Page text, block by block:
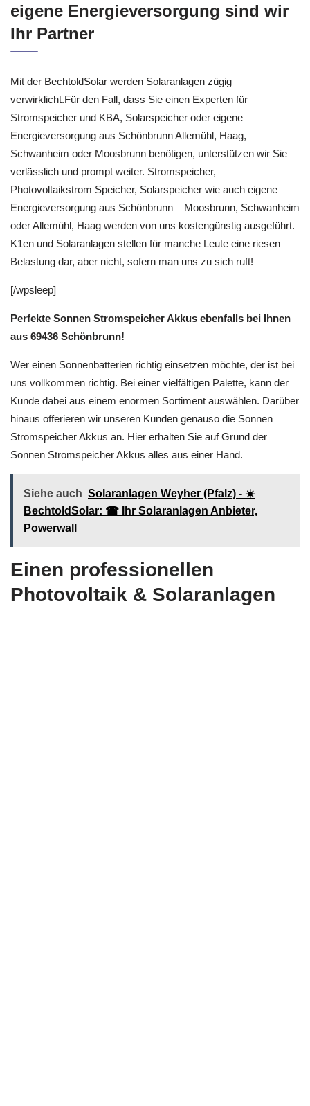
eigene Energieversorgung sind wir
Ihr Partner
Mit der BechtoldSolar werden Solaranlagen zügig
verwirklicht.Für den Fall, dass Sie einen Experten für
Stromspeicher und KBA, Solarspeicher oder eigene
Energieversorgung aus Schönbrunn Allemühl, Haag,
Schwanheim oder Moosbrunn benötigen, unterstützen wir Sie
verlässlich und prompt weiter. Stromspeicher,
Photovoltaikstrom Speicher, Solarspeicher wie auch eigene
Energieversorgung aus Schönbrunn – Moosbrunn, Schwanheim
oder Allemühl, Haag werden von uns kostengünstig ausgeführt.
K1en und Solaranlagen stellen für manche Leute eine riesen
Belastung dar, aber nicht, sofern man uns zu sich ruft!
[/wpsleep]
Perfekte Sonnen Stromspeicher Akkus ebenfalls bei Ihnen
aus 69436 Schönbrunn!
Wer einen Sonnenbatterien richtig einsetzen möchte, der ist bei
uns vollkommen richtig. Bei einer vielfältigen Palette, kann der
Kunde dabei aus einem enormen Sortiment auswählen. Darüber
hinaus offerieren wir unseren Kunden genauso die Sonnen
Stromspeicher Akkus an. Hier erhalten Sie auf Grund der
Sonnen Stromspeicher Akkus alles aus einer Hand.
Siehe auch Solaranlagen Weyher (Pfalz) - ☀️
BechtoldSolar: ☎ Ihr Solaranlagen Anbieter,
Powerwall
Einen professionellen
Photovoltaik & Solaranlagen